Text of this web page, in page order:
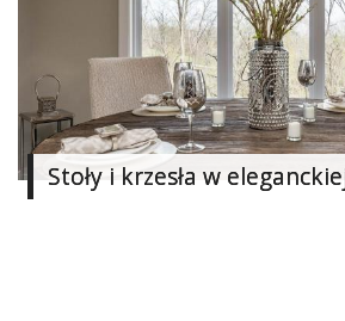
Autorskie
projekty
DzieckoStoły i krzesła w